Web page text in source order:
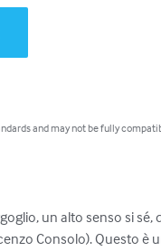
and may not be fully
un alto senso si
Consolo). Questo è